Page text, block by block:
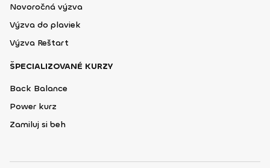
Novoročná výzva
Výzva do plaviek
Výzva Reštart
ŠPECIALIZOVANÉ KURZY
Back Balance
Power kurz
Zamiluj si beh